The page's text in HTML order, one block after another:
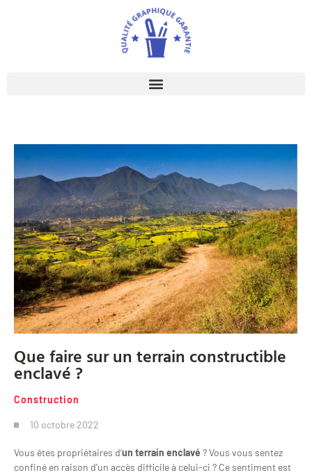
Que faire sur un terrain constructible
enclavé ?
Construction
10 octobre 2022
Vous êtes propriétaires d’un terrain enclavé ? Vous vous sentez
confiné en raison d’un accès difficile à celui-ci ? Ce sentiment est